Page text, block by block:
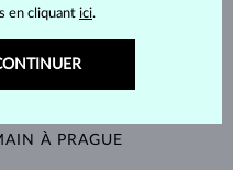
À PRAGUE
en cliquant ici.